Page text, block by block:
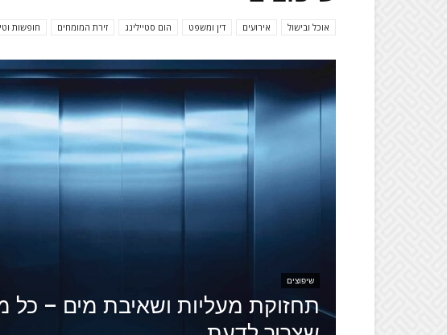
אוכל ובישול אירועים דין ומשפט הום סטיילינג זירת המומחים חופשות
שיפוצים
תחזוקת מעליות ושאיבת מים – כל